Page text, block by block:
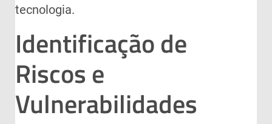
tecnologia.
Identificação de
Riscos e
Vulnerabilidades